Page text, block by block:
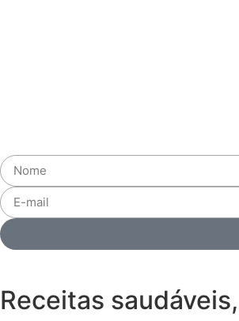
Receitas